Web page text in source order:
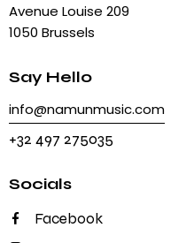
Avenue Louise 209
1050 Brussels
Say Hello
info@namunmusic.com
+32 497 275035
Socials
Facebook